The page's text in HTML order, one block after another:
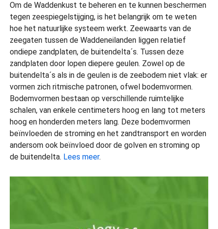
Om de Waddenkust te beheren en te kunnen beschermen
tegen zeespiegelstijging, is het belangrijk om te weten
hoe het natuurlijke systeem werkt. Zeewaarts van de
zeegaten tussen de Waddeneilanden liggen relatief
ondiepe zandplaten, de buitendelta´s. Tussen deze
zandplaten door lopen diepere geulen. Zowel op de
buitendelta´s als in de geulen is de zeebodem niet vlak: er
vormen zich ritmische patronen, ofwel bodemvormen.
Bodemvormen bestaan op verschillende ruimtelijke
schalen, van enkele centimeters hoog en lang tot meters
hoog en honderden meters lang. Deze bodemvormen
beïnvloeden de stroming en het zandtransport en worden
andersom ook beïnvloed door de golven en stroming op
de buitendelta. Lees meer.